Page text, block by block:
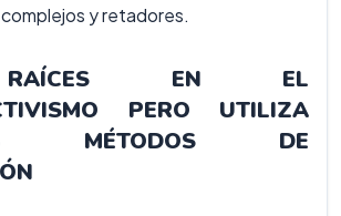
y retadores.
EN EL
PERO UTILIZA
MÉTODOS DE